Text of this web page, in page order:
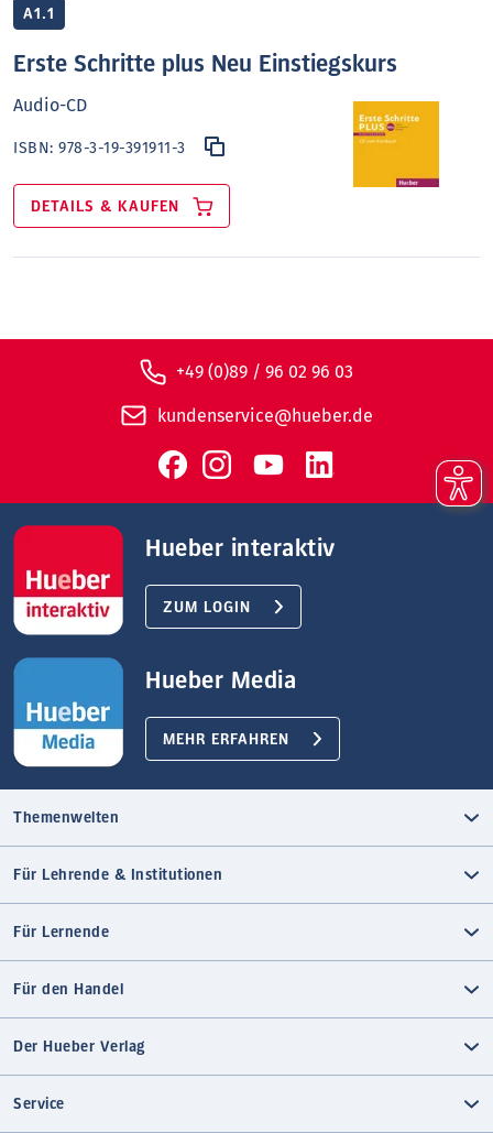
A1.1
Erste Schritte plus Neu Einstiegskurs
Audio-CD
ISBN:978-3-19-391911-3
DETAILS & KAUFEN
+49 (0)89 / 96 02 96 03
kundenservice@hueber.de
Hueber interaktiv
ZUM LOGIN
Hueber Media
MEHR ERFAHREN
Themenwelten
Für Lehrende & Institutionen
Für Lernende
Für den Handel
Der Hueber Verlag
Service